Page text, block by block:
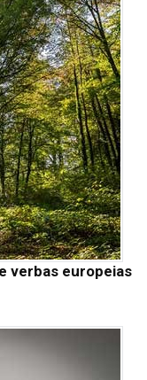
verbas europeias